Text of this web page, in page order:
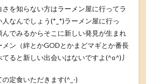
を知らない方はラーメン屋に行ってラ
なんでしょう(*_*)ラーメン屋に行っ
んでみるからそこに新しい発見が生まれ
メン（絆とかGODとかまどマギとか番長
ると新しい出会いはないですよ(^o^)丿
定食いただきます(^_-)